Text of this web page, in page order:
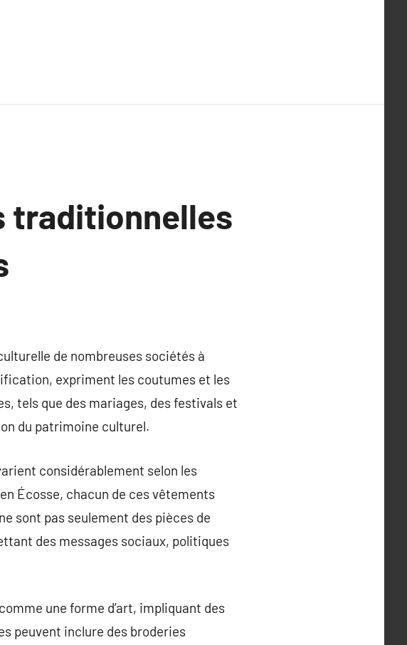
traditionnelles
de nombreuses sociétés à
expriment les coutumes et les
tels que des mariages, des festivals et
du patrimoine culturel.
considérablement selon les
Écosse, chacun de ces vêtements
sont pas seulement des pièces de
des messages sociaux, politiques
une forme d’art, impliquant des
peuvent inclure des broderies